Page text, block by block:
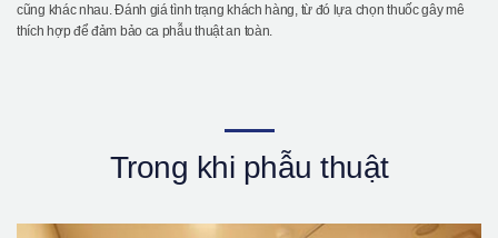
cũng khác nhau. Đánh giá tình trạng khách hàng, từ đó lựa chọn thuốc gây mê
thích hợp để đảm bảo ca phẫu thuật an toàn.
Trong khi phẫu thuật